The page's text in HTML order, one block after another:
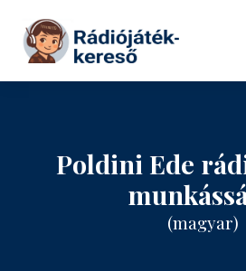
Tovább a tartalomhoz
Poldini Ede
(magyar)